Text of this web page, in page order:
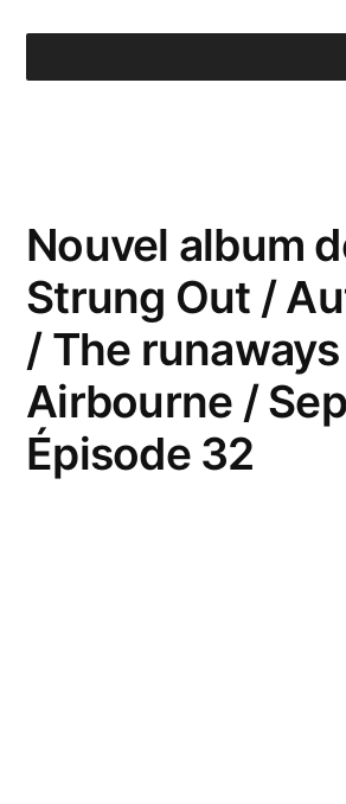
Nouvel album
Strung Out /
/ The
Airbourne /
Épisode 32